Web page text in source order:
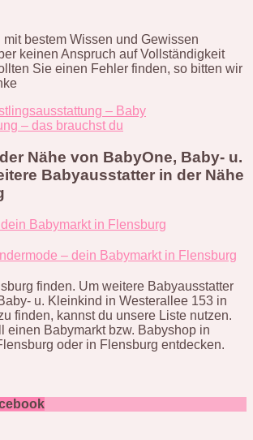
bestem Wissen und Gewissen
keinen Anspruch auf Vollständigkeit
Sie einen Fehler finden, so bitten wir
– Baby
– das brauchst du
Nähe von BabyOne, Baby- u.
Babyausstatter in der Nähe
Babymarkt in Flensburg
– dein Babymarkt in Flensburg
finden. Um weitere Babyausstatter
u. Kleinkind in Westerallee 153 in
finden, kannst du unsere Liste nutzen.
einen Babymarkt bzw. Babyshop in
oder in Flensburg entdecken.